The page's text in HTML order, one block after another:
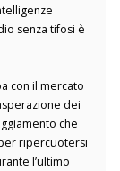
senza tifosi è
con il mercato
dei
che
ripercuotersi
l’ultimo